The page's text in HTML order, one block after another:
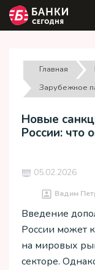
Главная
Зарубежное
Новые
России: что
05.02.2026
Вадим
Введение
России может
на мировых
секторе.